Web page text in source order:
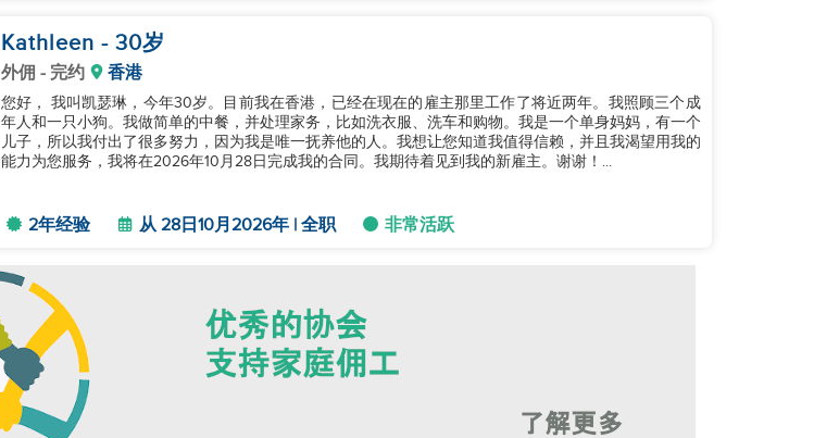
Kathleen - 30岁
外佣 - 完约 香港
您好， 我叫凯瑟琳，今年30岁。目前我在香港，已经在现在的雇主那里工作了将近两年。我照顾三个成
年人和一只小狗。我做简单的中餐，并处理家务，比如洗衣服、洗车和购物。我是一个单身妈妈，有一个
儿子，所以我付出了很多努力，因为我是唯一抚养他的人。我想让您知道我值得信赖，并且我渴望用我的
能力为您服务，我将在2026年10月28日完成我的合同。我期待着见到我的新雇主。谢谢！...
2年经验 从 28日10月2026年 | 全职 非常活跃